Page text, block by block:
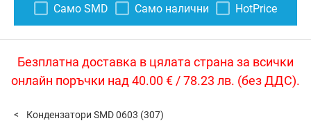
Само SMD Само налични HotPrice
Безплатна доставка в цялата страна за всички
онлайн поръчки над 40.00 € / 78.23 лв. (без ДДС).
Кондензатори SMD 0603 (307)